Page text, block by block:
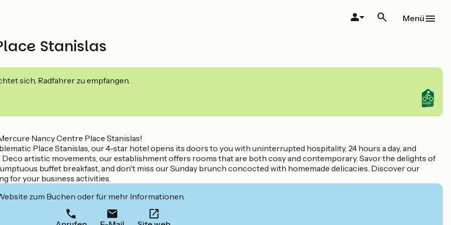
Menü
Stanislas
sich, Radfahrer zu empfangen.
Nancy Centre Place Stanislas!
Place Stanislas, our 4-star hotel opens its doors to you with uninterrupted hospitality, 24 hours a day, and
Deco artistic movements, our establishment offers rooms that are both cosy and contemporary. Savor the delights of
buffet breakfast, and don't miss our Sunday brunch concocted with homemade delicacies. Discover our
for your business activities.
zum Buchen oder für mehr Informationen.